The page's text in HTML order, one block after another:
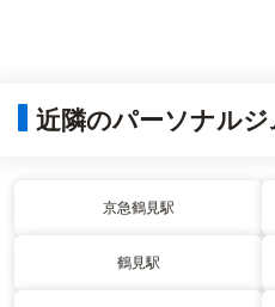
近隣のパーソナル
京急鶴見駅
鶴見駅